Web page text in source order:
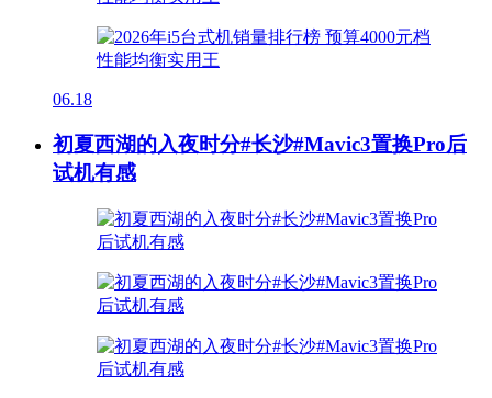
06.18
初夏西湖的入夜时分#长沙#Mavic3置换Pro后
试机有感